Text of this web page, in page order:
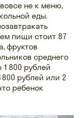
не к меню,
еды.
пищи стоит 87
фруктов
среднего
800 рублей
рублей или 2
ребенок